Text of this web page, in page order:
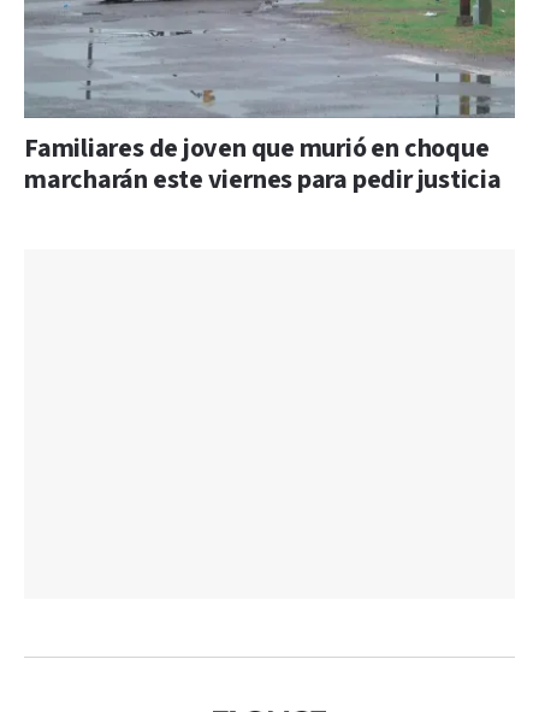
Familiares de joven que murió en choque
marcharán este viernes para pedir justicia